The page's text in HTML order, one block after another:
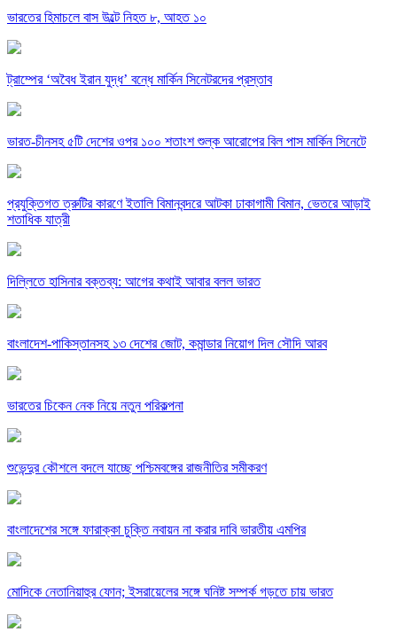
ভারতের হিমাচলে বাস উল্টে নিহত ৮, আহত ১০
ট্রাম্পের ‘অবৈধ ইরান যুদ্ধ’ বন্ধে মার্কিন সিনেটরদের প্রস্তাব
ভারত-চীনসহ ৫টি দেশের ওপর ১০০ শতাংশ শুল্ক আরোপের বিল পাস মার্কিন সিনেটে
প্রযুক্তিগত ত্রুটির কারণে ইতালি বিমানবন্দরে আটকা ঢাকাগামী বিমান, ভেতরে আড়াই
শতাধিক যাত্রী
দিল্লিতে হাসিনার বক্তব্য: আগের কথাই আবার বলল ভারত
বাংলাদেশ-পাকিস্তানসহ ১৩ দেশের জোট, কমান্ডার নিয়োগ দিল সৌদি আরব
ভারতের চিকেন নেক নিয়ে নতুন পরিকল্পনা
শুভেন্দুর কৌশলে বদলে যাচ্ছে পশ্চিমবঙ্গের রাজনীতির সমীকরণ
বাংলাদেশের সঙ্গে ফারাক্কা চুক্তি নবায়ন না করার দাবি ভারতীয় এমপির
মোদিকে নেতানিয়াহুর ফোন; ইসরায়েলের সঙ্গে ঘনিষ্ট সম্পর্ক গড়তে চায় ভারত